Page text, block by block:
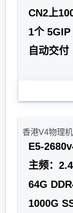
CN2上
1个 5GIP
自动交付
香港V4物理
E5-
主频：
64G
1000G